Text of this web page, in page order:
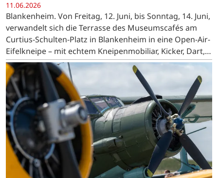
11.06.2026
Blankenheim. Von Freitag, 12. Juni, bis Sonntag, 14. Juni,
verwandelt sich die Terrasse des Museumscafés am
Curtius-Schulten-Platz in Blankenheim in eine Open-Air-
Eifelkneipe – mit echtem Kneipenmobiliar, Kicker, Dart,
Live-Musik und dem Blick auf die Burg. …